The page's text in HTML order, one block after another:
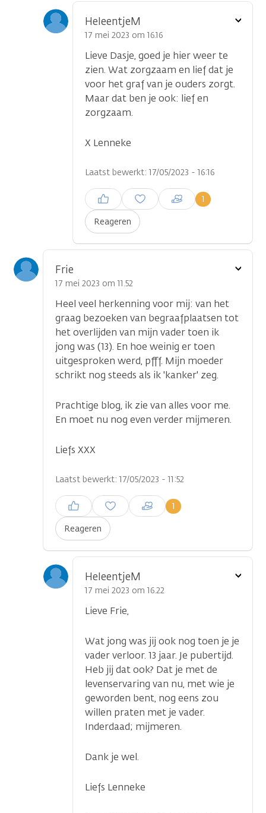
HeleentjeM
17 mei 2023 om 16.16
Lieve Dasje, goed je hier weer te
zien. Wat zorgzaam en lief dat je
voor het graf van je ouders zorgt.
Maar dat ben je ook: lief en
zorgzaam.
X Lenneke
Laatst bewerkt: 17/05/2023 - 16:16
Reageren
1
Inloggen om een reactie te
plaatsen
Toon
Frie
17 mei 2023 om 11.52
Heel veel herkenning voor mij: van het
graag bezoeken van begraafplaatsen tot
het overlijden van mijn vader toen ik
jong was (13). En hoe weinig er toen
uitgesproken werd, pfff. Mijn moeder
schrikt nog steeds als ik 'kanker' zeg.
Prachtige blog, ik zie van alles voor me.
En moet nu nog even verder mijmeren.
Liefs XXX
Laatst bewerkt: 17/05/2023 - 11:52
Reageren
1
Inloggen om een reactie te
plaatsen
Toon
HeleentjeM
17 mei 2023 om 16.22
Lieve Frie,
Wat jong was jij ook nog toen je je
vader verloor. 13 jaar. Je pubertijd.
Heb jij dat ook? Dat je met de
levenservaring van nu, met wie je
geworden bent, nog eens zou
willen praten met je vader.
Inderdaad; mijmeren.
Dank je wel.
Liefs Lenneke
Toon